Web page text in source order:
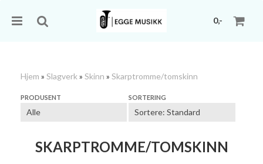
0,-
Hjem » Slagverk » Skinn » Skarptromme/tomskinn
PRODUSENT SORTERING
SKARPTROMME/TOMSKINN